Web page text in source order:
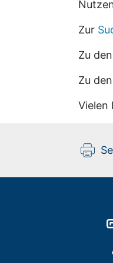
Zur
Zu den
Zu den
Vielen